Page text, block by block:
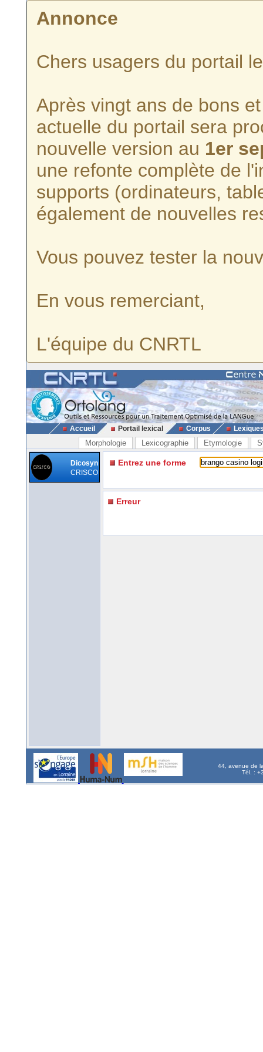
Annonce
Chers usagers du portail
Après vingt ans de bons
actuelle du portail sera
nouvelle version au 1er
une refonte complète de
supports (ordinateurs,
également de nouvelles
Vous pouvez tester la
En vous remerciant,
L'équipe du CNRTL
Accueil Portail lexical Corpus
Morphologie Lexicographie Etymologie
Dicosyn
CRISCO
Entrez une forme
Erreur
44, avenue de
Tél. :